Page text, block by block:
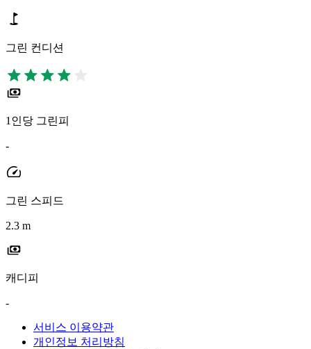
그린 컨디션
1인당 그린피
-
그린 스피드
2.3 m
캐디피
-
서비스 이용약관
개인정보 처리방침